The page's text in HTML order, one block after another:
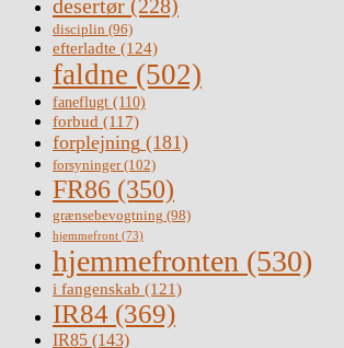
desertør (228)
disciplin (96)
efterladte (124)
faldne (502)
faneflugt (110)
forbud (117)
forplejning (181)
forsyninger(102)
FR86 (350)
grænsebevogtning (98)
hjemmefront (73)
hjemmefronten (530)
i fangenskab (121)
IR84 (369)
IR85 (143)